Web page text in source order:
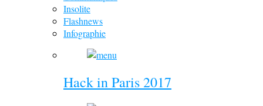
Insolite
Flashnews
Infographie
Hack in Paris 2017